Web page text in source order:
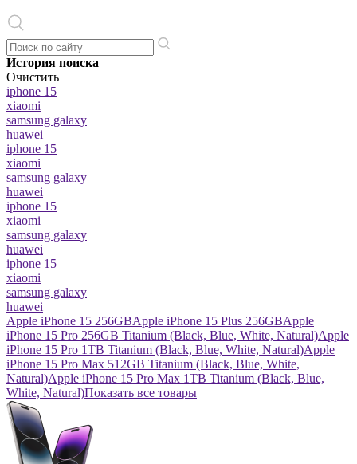
История поиска
Очистить
iphone 15
xiaomi
samsung galaxy
huawei
iphone 15
xiaomi
samsung galaxy
huawei
iphone 15
xiaomi
samsung galaxy
huawei
iphone 15
xiaomi
samsung galaxy
huawei
Apple iPhone 15 256GBApple iPhone 15 Plus 256GBApple
iPhone 15 Pro 256GB Titanium (Black, Blue, White, Natural)Apple
iPhone 15 Pro 1TB Titanium (Black, Blue, White, Natural)Apple
iPhone 15 Pro Max 512GB Titanium (Black, Blue, White,
Natural)Apple iPhone 15 Pro Max 1TB Titanium (Black, Blue,
White, Natural)Показать все товары